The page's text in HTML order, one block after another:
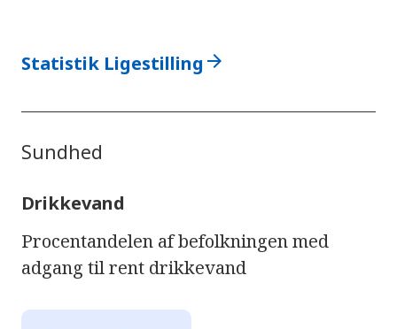
Statistik Ligestilling arrow_forward
Sundhed
Drikkevand
Procentandelen af befolkningen med
adgang til rent drikkevand